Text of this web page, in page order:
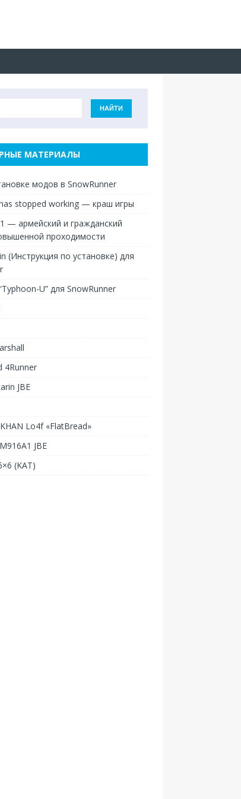
МАТЕРИАЛЫ
модов в SnowRunner
stopped working — краш игры
— армейский и гражданский
проходимости
(Инструкция по установке) для
U” для SnowRunner
4Runner
JBE
Lo4f «FlatBread»
JBE
(KAT)